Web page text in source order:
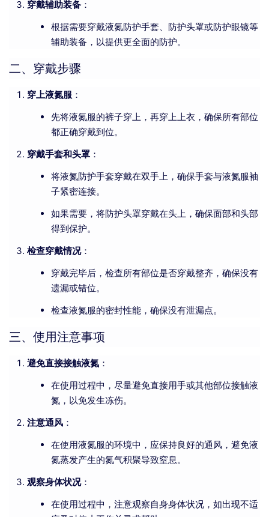
穿戴辅助装备 ：
根据需要穿戴液氮防护手套、防护头罩或防护眼镜等
辅助装备，以提供更全面的防护。
二、穿戴步骤
穿上液氮服 ：
先将液氮服的裤子穿上，再穿上上衣，确保所有部位
都正确穿戴到位。
穿戴手套和头罩 ：
将液氮防护手套穿戴在双手上，确保手套与液氮服袖
子紧密连接。
如果需要，将防护头罩穿戴在头上，确保面部和头部
得到保护。
检查穿戴情况：
穿戴完毕后，检查所有部位是否穿戴整齐，确保没有
遗漏或错位。
检查液氮服的密封性能，确保没有泄漏点。
三、使用注意事项
避免直接接触液氮 ：
在使用过程中，尽量避免直接用手或其他部位接触液
氮，以免发生冻伤。
注意通风 ：
在使用液氮服的环境中，应保持良好的通风，避免液
氮蒸发产生的氮气积聚导致窒息。
观察身体状况：
在使用过程中，注意观察自身身体状况，如出现不适